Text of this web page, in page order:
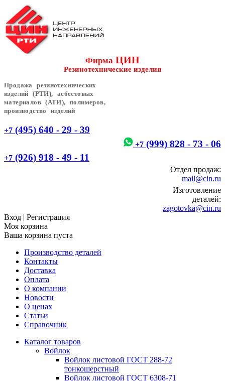
Фирма ЦИН
Резинотехнические изделия
Продажа резинотехнических
изделий (РТИ), асбестовых
материалов (АТИ), полимеров,
производство изделий
+7 (495) 640 - 29 - 39
+7 (999) 828 - 73 - 06
+7 (926) 918 - 49 - 11
Отдел продаж:
mail@cin.ru
Изготовление
деталей:
zagotovka@cin.ru
Вход | Регистрация
Моя корзина
Ваша корзина пуста
Производство деталей
Контакты
Доставка
Оплата
О компании
Новости
О ценах
Статьи
Справочник
Каталог товаров
Войлок
Войлок листовой ГОСТ 288-72
тонкошерстный
Войлок листовой ГОСТ 6308-71